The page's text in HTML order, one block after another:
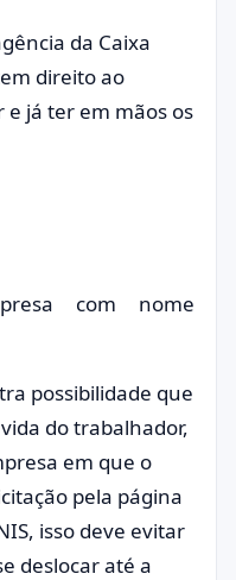
da Caixa
direito ao
já ter em mãos os
com nome
possibilidade que
do trabalhador,
em que o
pela página
isso deve evitar
deslocar até a